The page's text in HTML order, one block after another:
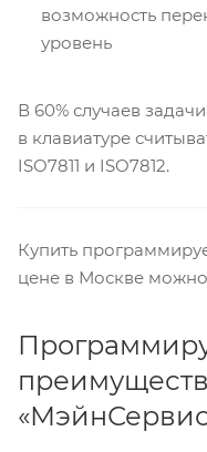
возможность
уровень
В 60% случаев
в клавиатуре
ISO7811 и ISO7812.
Купить
цене в Москве